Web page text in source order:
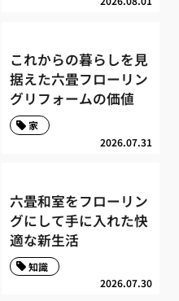
これからの暮らしを見
据えた六畳フローリン
グリフォームの価値
2026.07.31
家
六畳和室をフローリン
グにして手に入れた快
適な新生活
2026.07.30
知識